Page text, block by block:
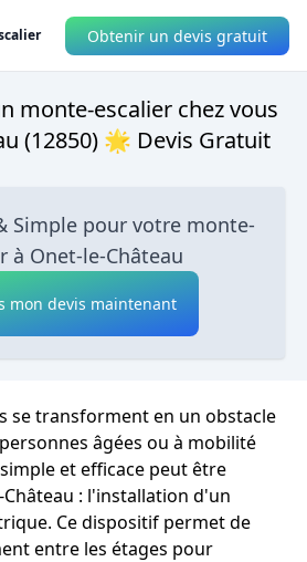
Obtenir un devis gratuit
monte-escalier chez vous
(12850) 🌟 Devis Gratuit
Simple pour votre monte-
à Onet-le-Château
mon devis maintenant
se transforment en un obstacle
âgées ou à mobilité
et efficace peut être
: l'installation d'un
Ce dispositif permet de
entre les étages pour